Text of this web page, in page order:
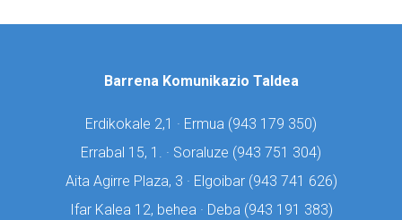
Barrena Komunikazio Taldea
Erdikokale 2,1 · Ermua (943 179 350)
Errabal 15, 1. · Soraluze (943 751 304)
Aita Agirre Plaza, 3 · Elgoibar (943 741 626)
Ifar Kalea 12, behea · Deba (943 191 383)